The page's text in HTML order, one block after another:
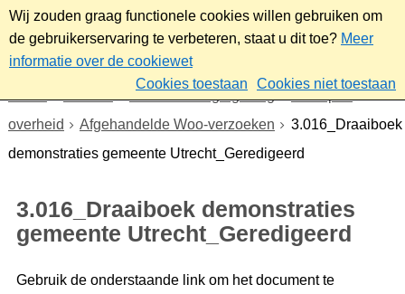
Wij zouden graag functionele cookies willen gebruiken om
de gebruikerservaring te verbeteren, staat u dit toe? Meer
informatie over de cookiewet
Cookies toestaan
Cookies niet toestaan
Beleid- en regelgeving
Wet open
overheid
Afgehandelde Woo-verzoeken
3.016_Draaiboek
demonstraties gemeente Utrecht_Geredigeerd
3.016_Draaiboek demonstraties
gemeente Utrecht_Geredigeerd
Gebruik de onderstaande link om het document te